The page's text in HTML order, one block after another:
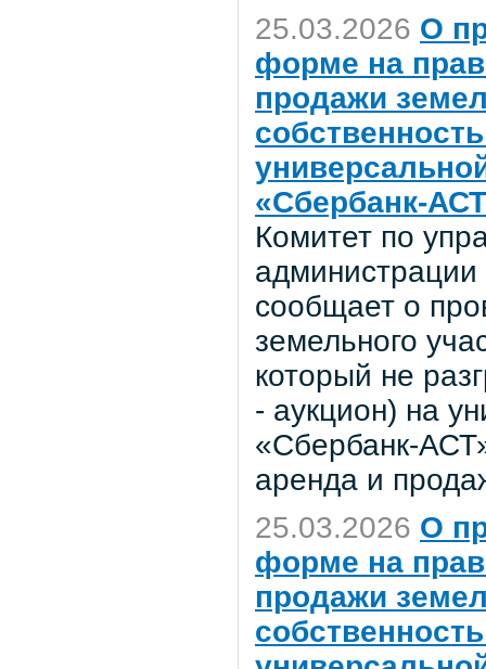
25.03.2026 О
форме на
продажи
«Сбербанк-
Комитет по
администрации
сообщает о
земельного
который не
- аукцион) на
«Сбербанк-
аренда и
25.03.2026 О
форме на
продажи